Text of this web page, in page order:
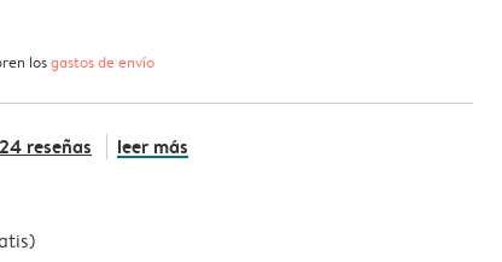
losgastos de envío
reseñas leer más